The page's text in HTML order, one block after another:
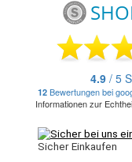
Sicher Einkaufen